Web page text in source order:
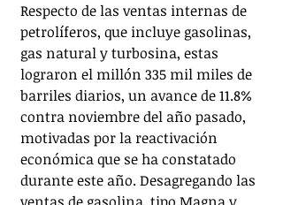
Respecto de las ventas internas de
petrolíferos, que incluye gasolinas,
gas natural y turbosina, estas
lograron el millón 335 mil miles de
barriles diarios, un avance de 11.8%
contra noviembre del año pasado,
motivadas por la reactivación
económica que se ha constatado
durante este año. Desagregando las